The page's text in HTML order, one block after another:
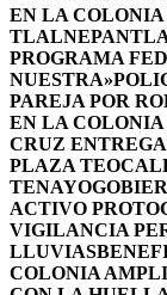
EN LA
PROGRAMA
NUESTRA»
PAREJA POR
EN LA
CRUZ
PLAZA
TENAYO
ACTIVO
VIGILANCIA
LLUVIAS
COLONIA